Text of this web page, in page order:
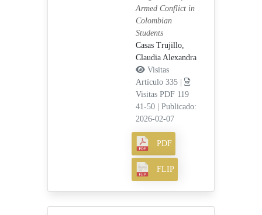
Armed Conflict in
Colombian
Students
Casas Trujillo,
Claudia Alexandra
Visitas
Artículo 335 |
Visitas PDF 119
41-50
Publicado:
2026-02-07
PDF
FLIP